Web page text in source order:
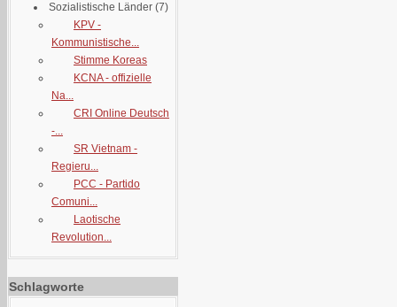
Sozialistische Länder (7)
KPV -
Kommunistische...
Stimme Koreas
KCNA - offizielle
Na...
CRI Online Deutsch
-...
SR Vietnam -
Regieru...
PCC - Partido
Comuni...
Laotische
Revolution...
Schlagworte